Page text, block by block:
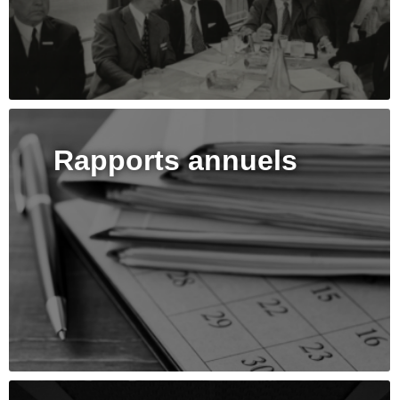
Rapports annuels